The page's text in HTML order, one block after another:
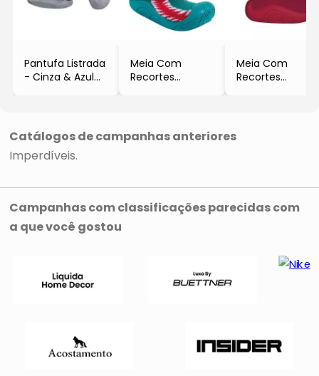
Pantufa Listrada
- Cinza & Azul
Meia Com
Recortes
Meia Com
Recortes
Catálogos de campanhas anteriores
Imperdíveis
Campanhas com classificações parecidas com
a que você gostou